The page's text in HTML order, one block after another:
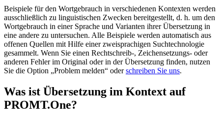
Beispiele für den Wortgebrauch in verschiedenen Kontexten werden
ausschließlich zu linguistischen Zwecken bereitgestellt, d. h. um den
Wortgebrauch in einer Sprache und Varianten ihrer Übersetzung in
eine andere zu untersuchen. Alle Beispiele werden automatisch aus
offenen Quellen mit Hilfe einer zweisprachigen Suchtechnologie
gesammelt. Wenn Sie einen Rechtschreib-, Zeichensetzungs- oder
anderen Fehler im Original oder in der Übersetzung finden, nutzen
Sie die Option „Problem melden“ oderschreiben Sie uns.
Was ist Übersetzung im Kontext auf
PROMT.One?